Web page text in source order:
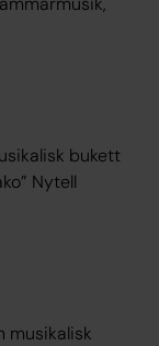
bukett
Nytell
musikalisk